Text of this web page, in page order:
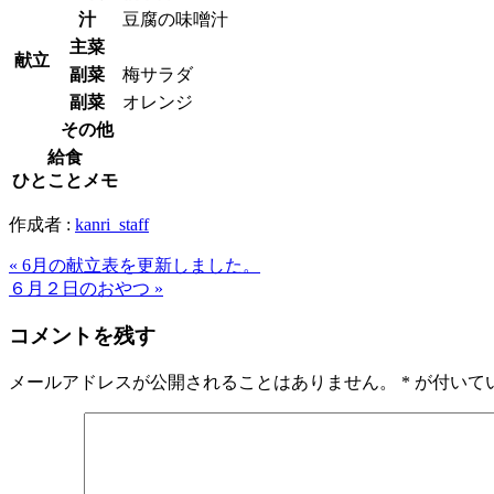
献立
汁
豆腐の味噌汁
主菜
副菜
梅サラダ
副菜
オレンジ
その他
給食
ひとことメモ
作成者 : kanri_staff
« 6月の献立表を更新しました。
６月２日のおやつ »
コメントを残す
メールアドレスが公開されることはありません。 * が付いて